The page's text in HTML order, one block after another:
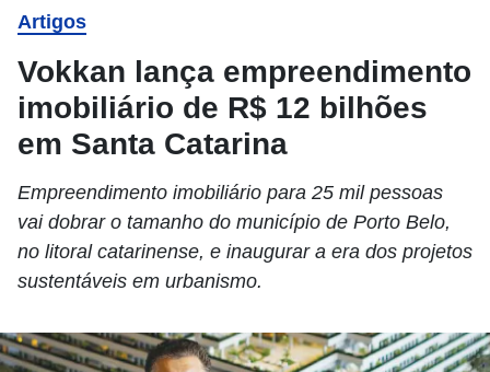
Artigos
Vokkan lança empreendimento
imobiliário de R$ 12 bilhões
em Santa Catarina
Empreendimento imobiliário para 25 mil pessoas
vai dobrar o tamanho do município de Porto Belo,
no litoral catarinense, e inaugurar a era dos projetos
sustentáveis em urbanismo.